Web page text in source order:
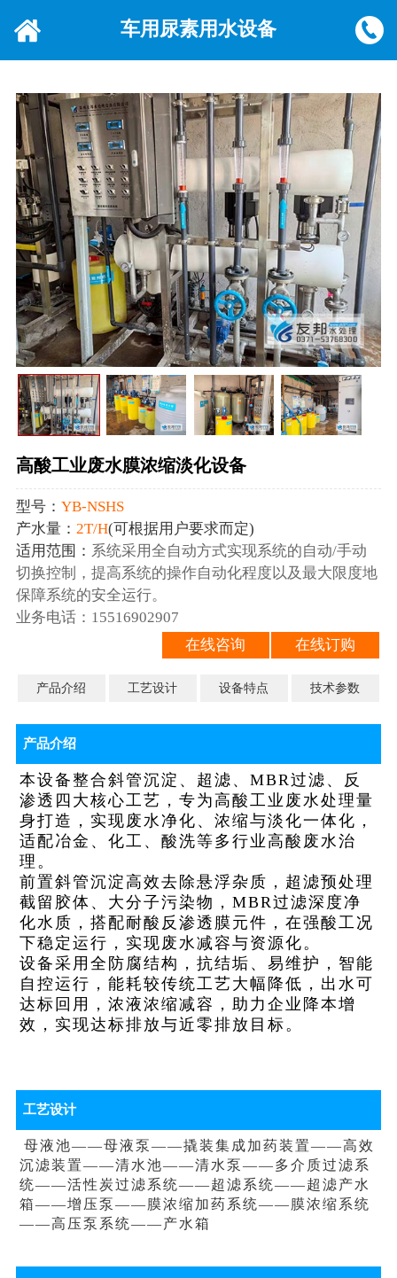
车用尿素用水设备
高酸工业废水膜浓缩淡化设备
型号： YB-NSHS
产水量： 2T/H(可根据用户要求而定)
适用范围： 系统采用全自动方式实现系统的自动/手动
切换控制，提高系统的操作自动化程度以及最大限度地
保障系统的安全运行。
业务电话：15516902907
在线咨询
在线订购
产品介绍 工艺设计 设备特点 技术参数
产品介绍
本设备整合斜管沉淀、超滤、MBR过滤、反
渗透四大核心工艺，专为高酸工业废水处理量
身打造，实现废水净化、浓缩与淡化一体化，
适配冶金、化工、酸洗等多行业高酸废水治
理。
前置斜管沉淀高效去除悬浮杂质，超滤预处理
截留胶体、大分子污染物，MBR过滤深度净
化水质，搭配耐酸反渗透膜元件，在强酸工况
下稳定运行，实现废水减容与资源化。
设备采用全防腐结构，抗结垢、易维护，智能
自控运行，能耗较传统工艺大幅降低，出水可
达标回用，浓液浓缩减容，助力企业降本增
效，实现达标排放与近零排放目标。
工艺设计
母液池——母液泵——撬装集成加药装置——高效
沉滤装置——清水池——清水泵——多介质过滤系
统——活性炭过滤系统——超滤系统——超滤产水
箱——增压泵——膜浓缩加药系统——膜浓缩系统
——高压泵系统——产水箱